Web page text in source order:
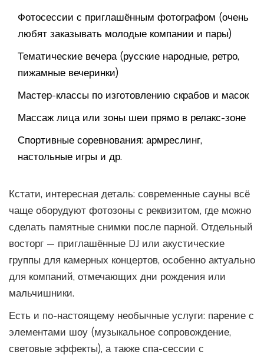
Фотосессии с приглашённым фотографом (очень
любят заказывать молодые компании и пары)
Тематические вечера (русские народные, ретро,
пижамные вечеринки)
Мастер-классы по изготовлению скрабов и масок
Массаж лица или зоны шеи прямо в релакс-зоне
Спортивные соревнования: армреслинг,
настольные игры и др.
Кстати, интересная деталь: современные сауны всё
чаще оборудуют фотозоны с реквизитом, где можно
сделать памятные снимки после парной. Отдельный
восторг — приглашённые DJ или акустические
группы для камерных концертов, особенно актуально
для компаний, отмечающих дни рождения или
мальчишники.
Есть и по-настоящему необычные услуги: парение с
элементами шоу (музыкальное сопровождение,
световые эффекты), а также спа-сессии с